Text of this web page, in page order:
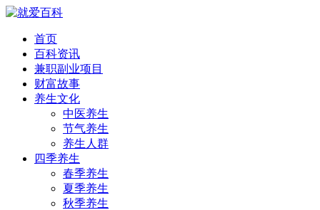
首页
百科资讯
兼职副业项目
财富故事
养生文化
中医养生
节气养生
养生人群
四季养生
春季养生
夏季养生
秋季养生